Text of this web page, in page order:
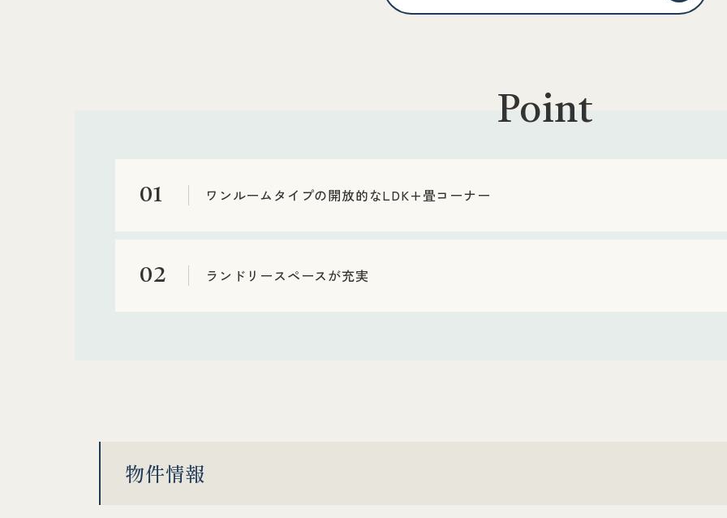
Point
01 ワンルームタイプの開放的なLDK+畳コーナー
02 ランドリースペースが充実
物件情報